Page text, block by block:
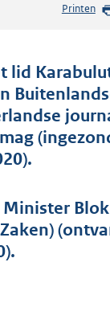
s
n
d
s
g
r
t
e
:
Printen
lid
Blok